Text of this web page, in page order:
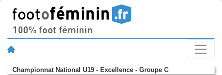
Championnat National U19 - Excellence - Groupe C